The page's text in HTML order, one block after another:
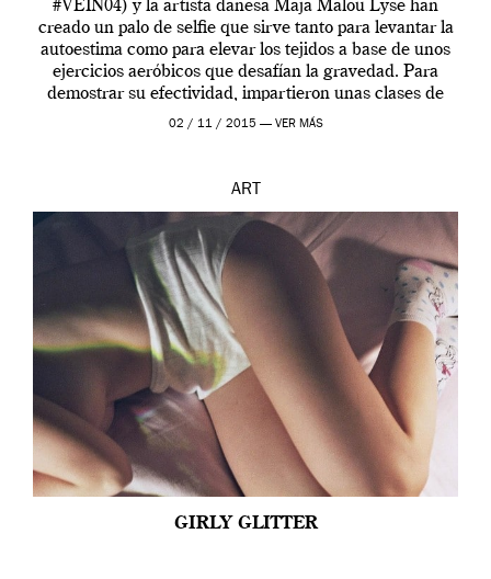
#VEIN04) y la artista danesa Maja Malou Lyse han
creado un palo de selfie que sirve tanto para levantar la
autoestima como para elevar los tejidos a base de unos
ejercicios aeróbicos que desafían la gravedad. Para
demostrar su efectividad, impartieron unas clases de
prueba en el Tate […]
02 / 11 / 2015 — VER MÁS
ART
GIRLY GLITTER